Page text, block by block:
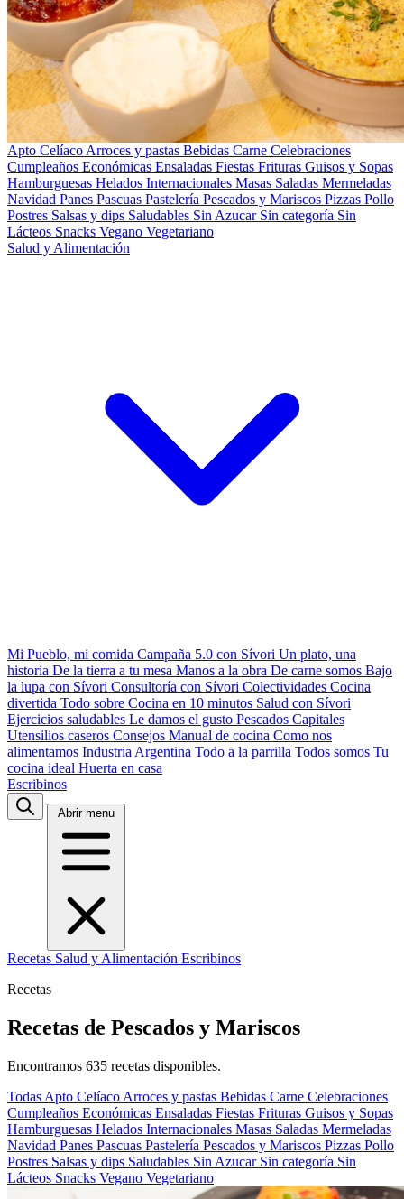
Apto Celíaco Arroces y pastas Bebidas Carne Celebraciones
Cumpleaños Económicas Ensaladas Fiestas Frituras Guisos y Sopas
Hamburguesas Helados Internacionales Masas Saladas Mermeladas
Navidad Panes Pascuas Pastelería Pescados y Mariscos Pizzas Pollo
Postres Salsas y dips Saludables Sin Azucar Sin categoría Sin
Lácteos Snacks Vegano Vegetariano
Salud y Alimentación
Mi Pueblo, mi comida Campaña 5.0 con Sívori Un plato, una
historia De la tierra a tu mesa Manos a la obra De carne somos Bajo
la lupa con Sívori Consultoría con Sívori Colectividades Cocina
divertida Todo sobre Cocina en 10 minutos Salud con Sívori
Ejercicios saludables Le damos el gusto Pescados Capitales
Utensilios caseros Consejos Manual de cocina Como nos
alimentamos Industria Argentina Todo a la parrilla Todos somos Tu
cocina ideal Huerta en casa
Escribinos
Abrir menu
Recetas Salud y Alimentación Escribinos
Recetas
Recetas de Pescados y Mariscos
Encontramos 635 recetas disponibles.
Todas Apto Celíaco Arroces y pastas Bebidas Carne Celebraciones
Cumpleaños Económicas Ensaladas Fiestas Frituras Guisos y Sopas
Hamburguesas Helados Internacionales Masas Saladas Mermeladas
Navidad Panes Pascuas Pastelería Pescados y Mariscos Pizzas Pollo
Postres Salsas y dips Saludables Sin Azucar Sin categoría Sin
Lácteos Snacks Vegano Vegetariano